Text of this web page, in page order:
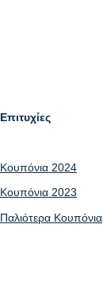
Επιτυχίες
Κουπόνια 2024
Κουπόνια 2023
Παλιότερα Κουπόνια